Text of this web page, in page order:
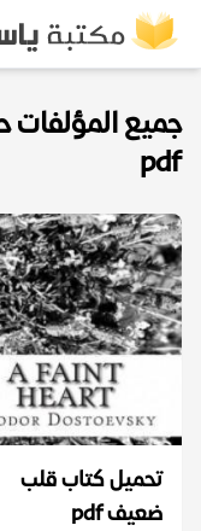
جميع
pdf
تحميل كتاب قلب
ضعيف pdf